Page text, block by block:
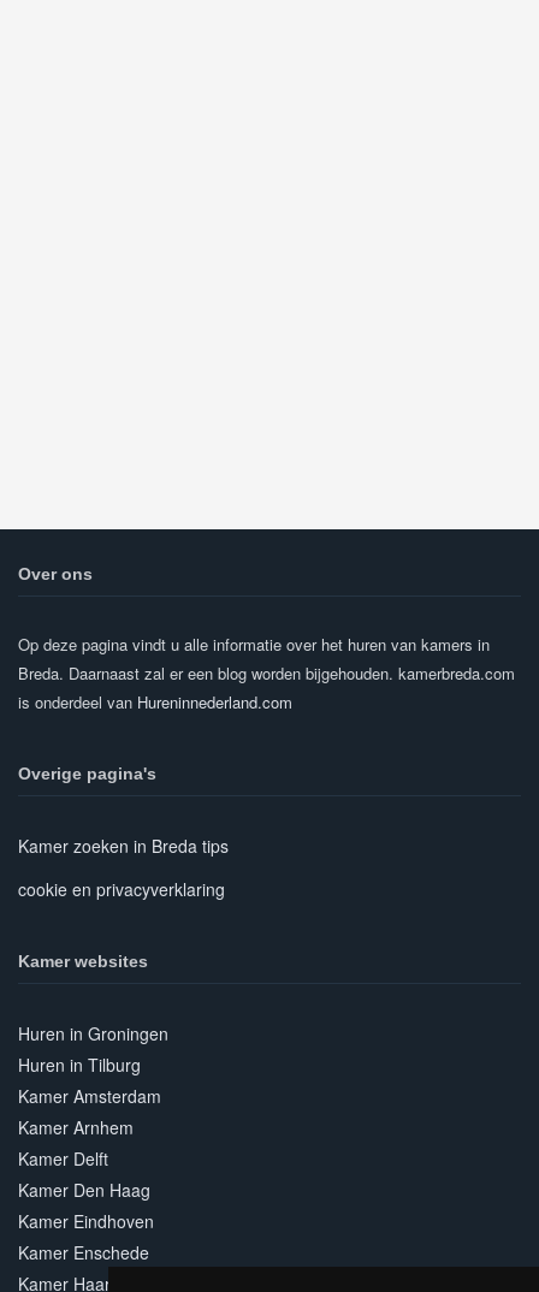
Over ons
Op deze pagina vindt u alle informatie over het huren van kamers in
Breda. Daarnaast zal er een blog worden bijgehouden. kamerbreda.com
is onderdeel van Hureninnederland.com
Overige pagina's
Kamer zoeken in Breda tips
cookie en privacyverklaring
Kamer websites
Huren in Groningen
Huren in Tilburg
Kamer Amsterdam
Kamer Arnhem
Kamer Delft
Kamer Den Haag
Kamer Eindhoven
Kamer Enschede
Kamer Haarlem